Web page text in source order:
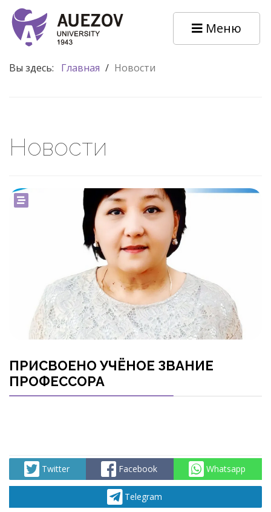
Меню
Вы здесь: Главная / Новости
Новости
ПРИСВОЕНО УЧЁНОЕ ЗВАНИЕ
ПРОФЕССОРА
Twitter Facebook Whatsapp
Telegram